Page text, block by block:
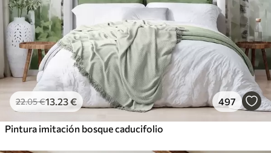
22.05€13 .23€ 497
Pintura imitación bosque caducifolio